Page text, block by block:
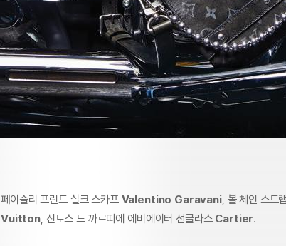
페이즐리 프린트 실크 스카프 Valentino Garavani, 볼 체인 스트
Vuitton, 산토스 드 까르띠에 에비에이터 선글라스 Cartier.